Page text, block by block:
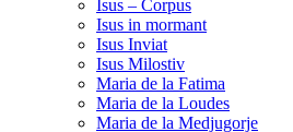
Isus – Corpus
Isus in mormant
Isus Inviat
Isus Milostiv
Maria de la Fatima
Maria de la Loudes
Maria de la Medjugorje